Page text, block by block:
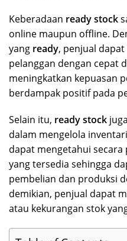
Keberadaan ready stock
online maupun offline.
yang ready, penjual
pelanggan dengan cepat
meningkatkan kepuasan
berdampak positif pada
Selain itu, ready stock
dalam mengelola
dapat mengetahui
yang tersedia sehingga
pembelian dan produksi
demikian, penjual dapat
atau kekurangan stok